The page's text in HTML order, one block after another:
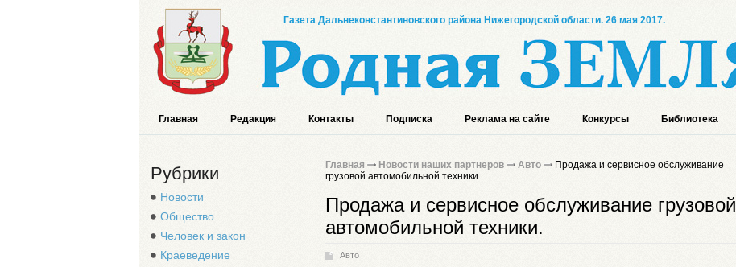
Газета Дальнеконстантиновского района Нижегородской области. 26 мая 2017.
Главная Редакция Контакты Подписка Реклама на сайте Конкурсы Библиотека
Рубрики
Новости
Общество
Человек и закон
Краеведение
Главная Новости наших партнеров Авто
Продажа и сервисное обслуживание
грузовой автомобильной техники.
Продажа и сервисное обслуживание грузовой
автомобильной техники.
Авто